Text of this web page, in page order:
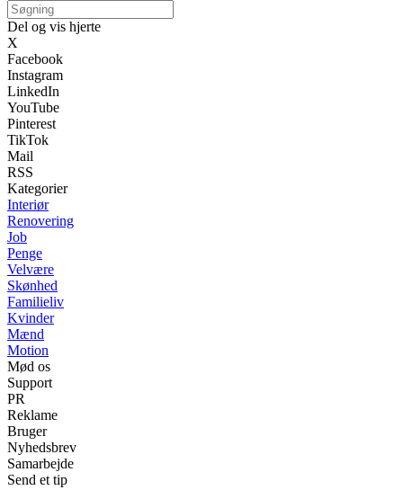
Del og vis hjerte
X
Facebook
Instagram
LinkedIn
YouTube
Pinterest
TikTok
Mail
RSS
Kategorier
Interiør
Renovering
Job
Penge
Velvære
Skønhed
Familieliv
Kvinder
Mænd
Motion
Mød os
Support
PR
Reklame
Bruger
Nyhedsbrev
Samarbejde
Send et tip